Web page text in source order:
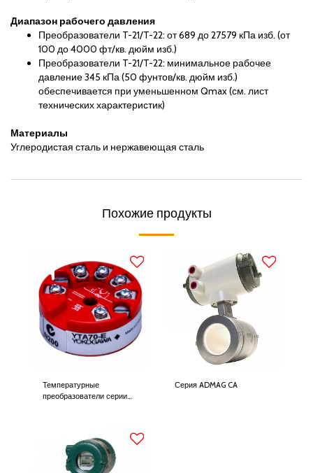
Диапазон рабочего давления
Преобразователи T-21/T-22: от 689 до 27579 кПа изб. (от
100 до 4000 фт/кв. дюйм изб.)
Преобразователи T-21/T-22: минимальное рабочее
давление 345 кПа (50 фунтов/кв. дюйм изб.)
обеспечивается при уменьшенном Qmax (см. лист
технических характеристик)
Материалы
Углеродистая сталь и нержавеющая сталь
Похожие продукты
Температурные
преобразователи серии
Серия ADMAG CA